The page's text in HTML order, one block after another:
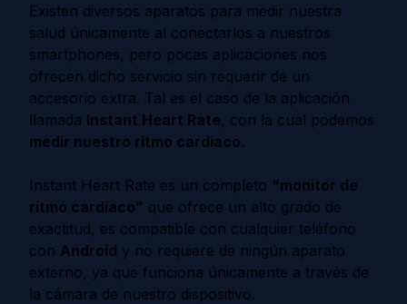
Existen diversos aparatos para medir nuestra
salud únicamente al conectarlos a nuestros
smartphones, pero pocas aplicaciones nos
ofrecen dicho servicio sin requerir de un
accesorio extra. Tal es el caso de la aplicación
llamada Instant Heart Rate, con la cual podemos
medir nuestro ritmo cardiaco.
Instant Heart Rate es un completo “monitor de
ritmo cardiaco” que ofrece un alto grado de
exactitud, es compatible con cualquier teléfono
con Android y no requiere de ningún aparato
externo, ya que funciona únicamente a través de
la cámara de nuestro dispositivo.